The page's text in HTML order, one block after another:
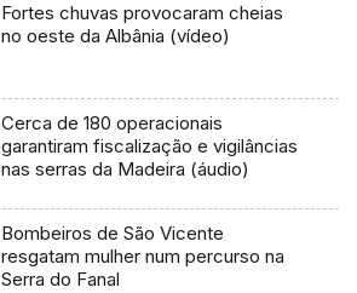
Fortes chuvas provocaram cheias
no oeste da Albânia (vídeo)
Cerca de 180 operacionais
garantiram fiscalização e vigilâncias
nas serras da Madeira (áudio)
Bombeiros de São Vicente
resgatam mulher num percurso na
Serra do Fanal